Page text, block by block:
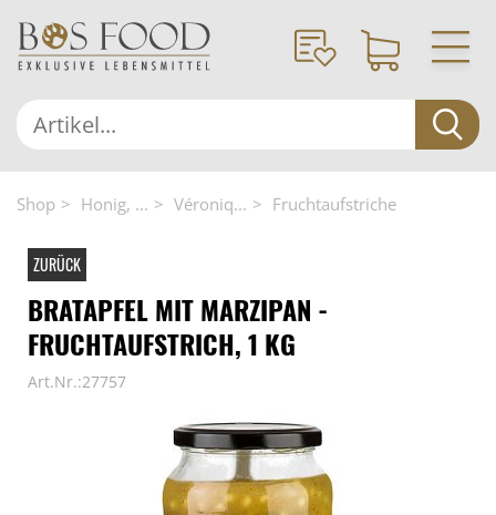
Shop Honig, ... Véroniq... Fruchtaufstriche
ZURÜCK
BRATAPFEL MIT MARZIPAN -
FRUCHTAUFSTRICH, 1 KG
Art.Nr.:27757